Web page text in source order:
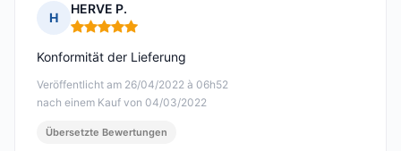
H
HERVE P.
Hinweis: 5 von 5
Veröffentlicht am 26/04/2022 à 06h52
nach einem Kauf von 04/03/2022
Konformität der Lieferung
Übersetzte Bewertungen